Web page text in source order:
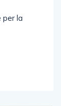
per la